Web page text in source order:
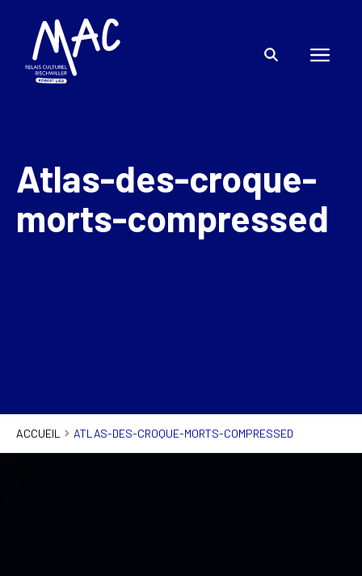
Atlas-des-croque-
morts-compressed
ACCUEIL ATLAS-DES-CROQUE-MORTS-COMPRESSED